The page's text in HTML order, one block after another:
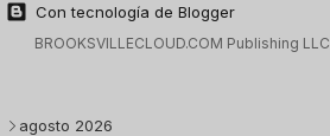
Con tecnología de Blogger
BROOKSVILLECLOUD.COM Publishing LLC
agosto 2026